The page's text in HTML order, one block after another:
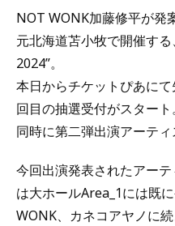
NOT WONK加藤修平が発
元北海道苫小牧で開催す
2024”。
本日からチケットぴあに
回目の抽選受付がスタート。
同時に第二弾出演アーティ
今回出演発表されたアーテ
は大ホールArea_1には既
WONK、カネコアヤノに